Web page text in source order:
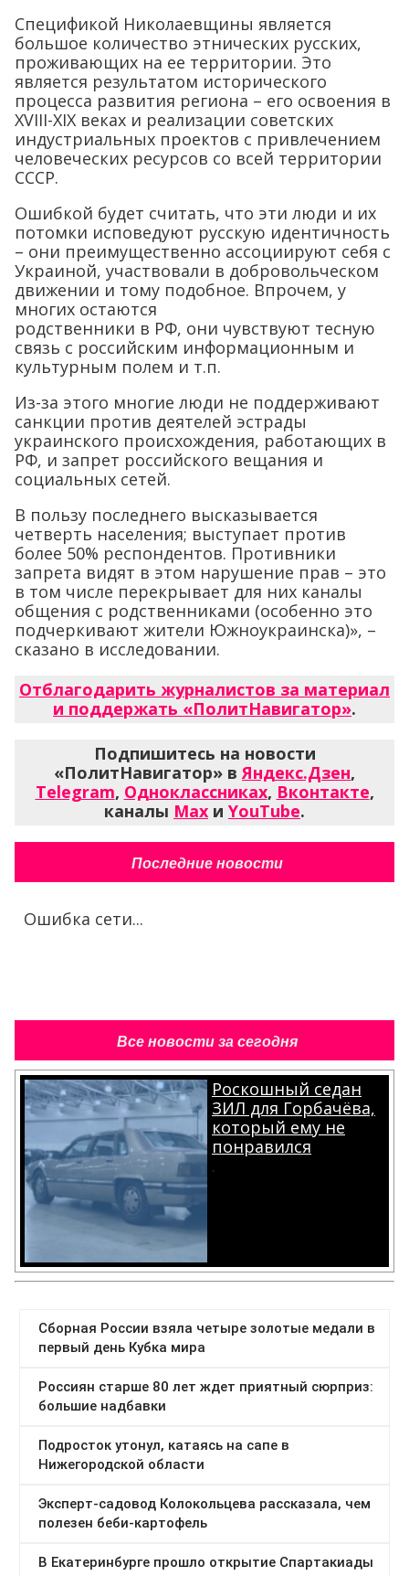
Спецификой Николаевщины является
большое количество этнических русских,
проживающих на ее территории. Это
является результатом исторического
процесса развития региона – его освоения в
XVIII-XIX веках и реализации советских
индустриальных проектов с привлечением
человеческих ресурсов со всей территории
СССР.
Ошибкой будет считать, что эти люди и их
потомки исповедуют русскую идентичность
– они преимущественно ассоциируют себя с
Украиной, участвовали в добровольческом
движении и тому подобное. Впрочем, у
многих остаются
родственники в РФ, они чувствуют тесную
связь с российским информационным и
культурным полем и т.п.
Из-за этого многие люди не поддерживают
санкции против деятелей эстрады
украинского происхождения, работающих в
РФ, и запрет российского вещания и
социальных сетей.
В пользу последнего высказывается
четверть населения; выступает против
более 50% респондентов. Противники
запрета видят в этом нарушение прав – это
в том числе перекрывает для них каналы
общения с родственниками (особенно это
подчеркивают жители Южноукраинска)», –
сказано в исследовании.
Отблагодарить журналистов за материал
и поддержать «ПолитНавигатор».
Подпишитесь на новости
«ПолитНавигатор» вЯндекс.Дзен,
Telegram, Одноклассниках, Вконтакте,
каналы Max и YouTube.
Последние новости
Ошибка сети...
Все новости за сегодня
Роскошный седан
ЗИЛ для Горбачёва,
который ему не
понравился
.